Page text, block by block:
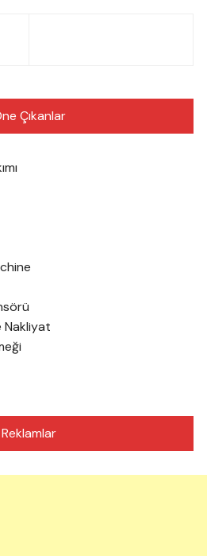
Çıkanlar
Nakliyat
Reklamlar